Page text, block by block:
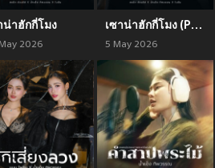
น่าฮักกี่โมง
2026
เซาน่าฮักกี่โมง (Preview)
5 May 2026